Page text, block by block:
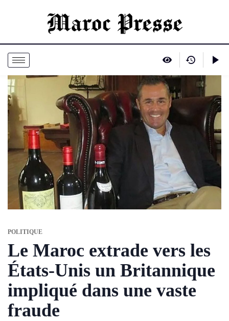
POLITIQUE
Le Maroc extrade vers les
États-Unis un Britannique
impliqué dans une vaste
fraude